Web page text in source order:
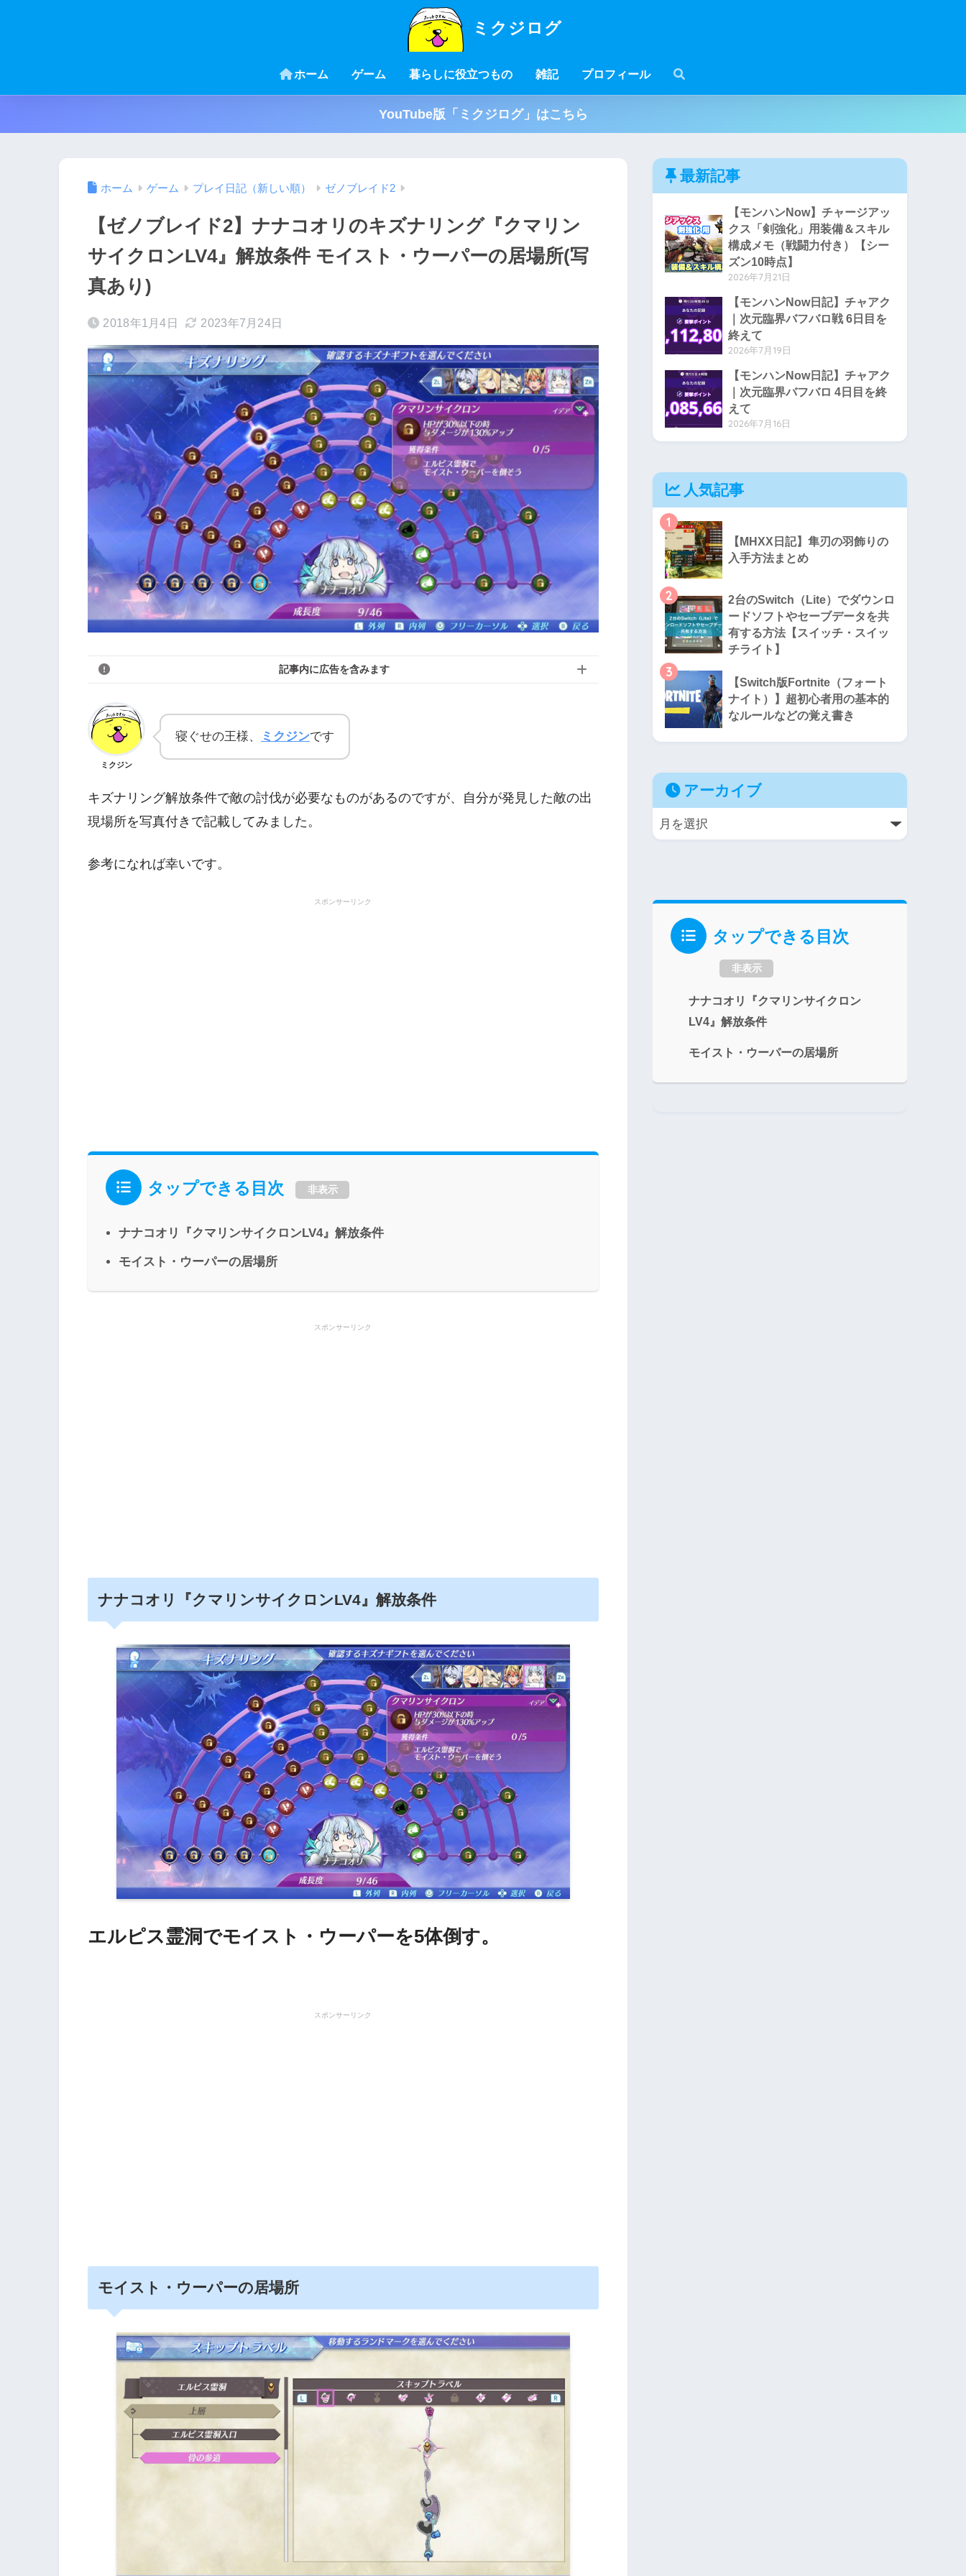
ミクジログ
ホーム ゲーム 暮らしに役立つもの 雑記 プロフィール
YouTube版「ミクジログ」はこちら
ホーム ゲーム プレイ日記（新しい順） ゼノブレイド2
【ゼノブレイド2】ナナコオリのキズナリング『クマリン
サイクロンLV4』解放条件 モイスト・ウーパーの居場所(写
真あり)
2018年1月4日 2023年7月24日
記事内に広告を含みます
ミクジン
寝ぐせの王様、 ミクジンです
キズナリング解放条件で敵の討伐が必要なものがあるのですが、自分が発見した敵の出
現場所を写真付きで記載してみました。
参考になれば幸いです。
スポンサーリンク
タップできる目次 非表示
ナナコオリ『クマリンサイクロンLV4』解放条件
モイスト・ウーパーの居場所
スポンサーリンク
ナナコオリ『クマリンサイクロンLV4』解放条件
エルピス霊洞でモイスト・ウーパーを5体倒す。
スポンサーリンク
モイスト・ウーパーの居場所
最新記事
【モンハンNow】チャージアッ
クス「剣強化」用装備＆スキル
構成メモ（戦闘力付き）【シー
ズン10時点】
2026年7月21日
【モンハンNow日記】チャアク
｜次元臨界バフバロ戦 6日目を
終えて
2026年7月19日
【モンハンNow日記】チャアク
｜次元臨界バフバロ 4日目を終
えて
2026年7月16日
人気記事
1
【MHXX日記】隼刃の羽飾りの
入手方法まとめ
2
2台のSwitch（Lite）でダウンロ
ードソフトやセーブデータを共
有する方法【スイッチ・スイッ
チライト】
3
【Switch版Fortnite（フォート
ナイト）】超初心者用の基本的
なルールなどの覚え書き
アーカイブ
タップできる目次
非表示
ナナコオリ『クマリンサイクロン
LV4』解放条件
モイスト・ウーパーの居場所